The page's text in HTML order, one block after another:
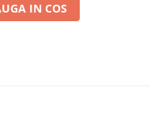
IN COS